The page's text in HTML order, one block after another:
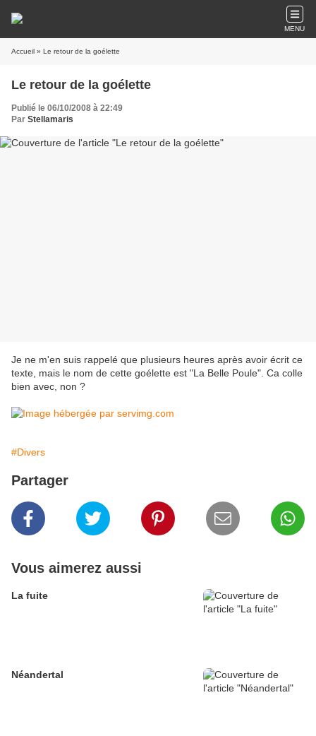
MENU
Accueil » Le retour de la goélette
Le retour de la goélette
Publié le 06/10/2008 à 22:49
Par Stellamaris
Je ne m'en suis rappelé que plusieurs heures après avoir écrit ce
texte, mais le nom de cette goélette est "La Belle Poule". Ca colle
bien avec, non ?
#Divers
Partager
Vous aimerez aussi
La fuite
Néandertal